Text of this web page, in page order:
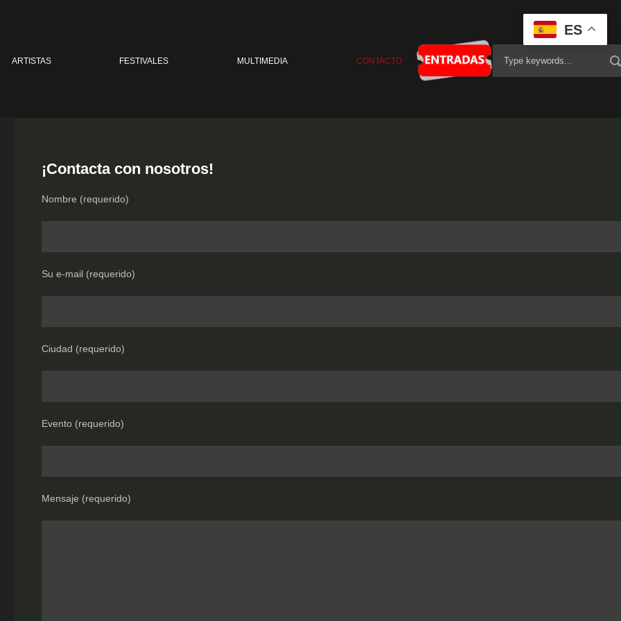
ARTISTAS FESTIVALES MULTIMEDIA CONTACTO
¡Contacta con nosotros!
Nombre (requerido)
Su e-mail (requerido)
Ciudad (requerido)
Evento (requerido)
Mensaje (requerido)
ES